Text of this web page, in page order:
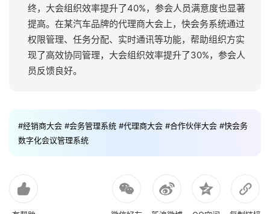
终，大会组织效率提升了40%，参会人员满意度也显著
提高。在某汽车品牌的代理商大会上，快会务系统通过
权限管理、任务分配、实时通讯等功能，帮助组织方实
现了高效协同管理，大会组织效率提升了30%，参会人
员反馈良好。
#经销商大会 #会务管理系统 #代理商大会 #合作伙伴大会 #快会务
数字化会议管理系统